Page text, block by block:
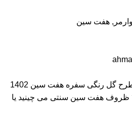
, هفت سین
هفت سین سفال میناکاری طرح گل رنگی سفره هفت سین 1402
ظروف هفت سین سنتی می چینید یا